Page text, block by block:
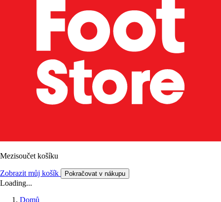
Mezisoučet košíku
Zobrazit můj košík Pokračovat v nákupu
Loading...
Domů